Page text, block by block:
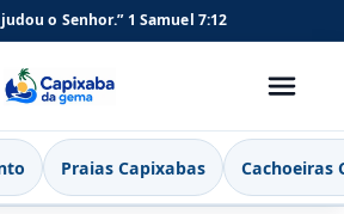
o Senhor.” 1 Samuel 7:12
Capixaba da Gema
Praias Capixabas Cachoeiras